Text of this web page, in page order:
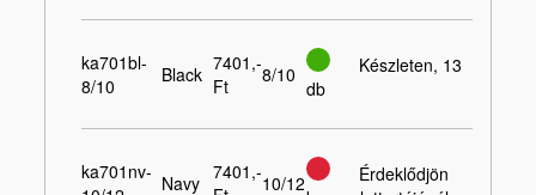
ka701bl-
8/10
Black 7401,-
Ft
8/10
Készleten, 13
db
ka701nv- Navy 7401,-10/12
Érdeklődjön